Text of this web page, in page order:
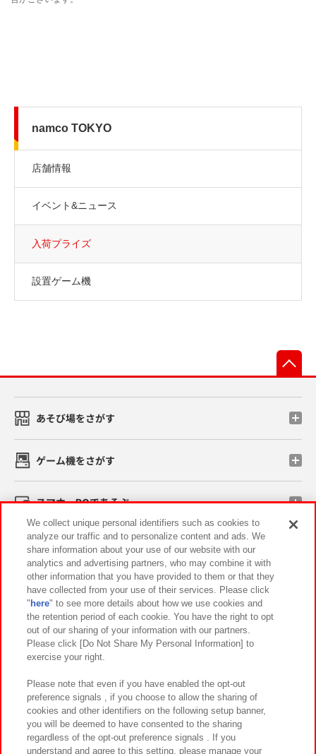
namco TOKYO
店舗情報
イベント&ニュース
入荷プライズ
設置ゲーム機
あそび場をさがす
ゲーム機をさがす
スマホ・PCであそぶ
イベント・キャンペーン
関連会社 サステナビリティ サイトポリシー
プライバシーポリシー ウェブアクセシビリティ方針と検証結果
お取引先さまとともに
カスタマーハラスメント対応方針 よくあるご質問・お問い合わせ
We collect unique personal identifiers such as cookies to
analyze our traffic and to personalize content and ads. We
share information about your use of our website with our
analytics and advertising partners, who may combine it with
other information that you have provided to them or that they
have collected from your use of their services. Please click
" here" to see more details about how we use cookies and
the retention period of each cookie. You have the right to opt
out of our sharing of your information with our partners.
Please click [Do Not Share My Personal Information] to
exercise your right.
Please note that even if you have enabled the opt-out
preference signals , if you choose to allow the sharing of
cookies and other identifiers on the following setup banner,
you will be deemed to have consented to the sharing
regardless of the opt-out preference signals . If you
understand and agree to this setting, please manage your